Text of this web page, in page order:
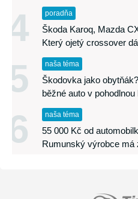
4 poradňa
Škoda Karoq, Mazda
Který ojetý crossover
5 naša téma
Škodovka jako
běžné auto v pohodlnou
6 naša téma
55 000 Kč od
Rumunský výrobce má